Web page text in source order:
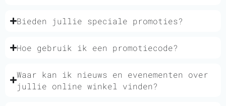
Bieden jullie speciale promoties?
Hoe gebruik ik een promotiecode?
Waar kan ik nieuws en evenementen over
jullie online winkel vinden?